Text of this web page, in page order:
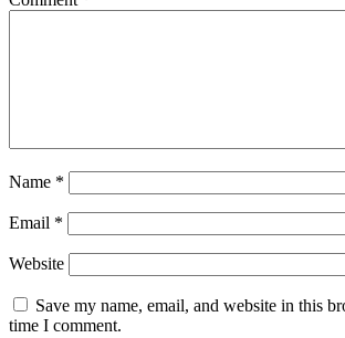
Name *
Email *
Website
Save my name, email, and website in this
time I comment.